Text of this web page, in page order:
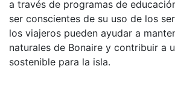
a través de programas de
ser conscientes de su uso de los
los viajeros pueden ayudar a
naturales de Bonaire y contribuir a
sostenible para la isla.